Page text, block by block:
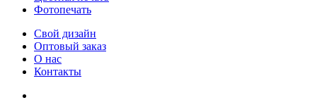
Фотопечать
Свой дизайн
Оптовый заказ
О нас
Контакты